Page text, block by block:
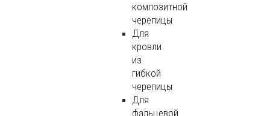
композитной
черепицы
Для
кровли
из
гибкой
черепицы
Для
фальцевой